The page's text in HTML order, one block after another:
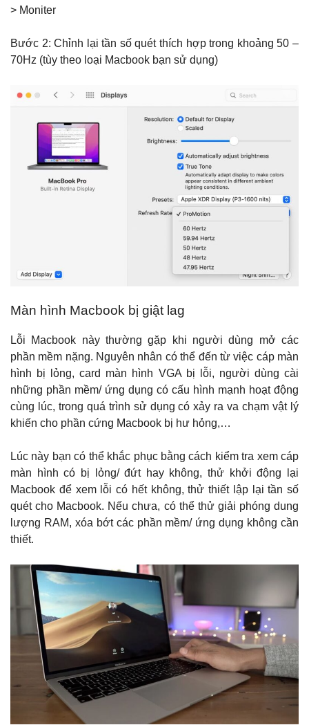
> Moniter
Bước 2: Chỉnh lại tần số quét thích hợp trong khoảng 50 –
70Hz (tùy theo loại Macbook bạn sử dụng)
Màn hình Macbook bị giật lag
Lỗi Macbook này thường gặp khi người dùng mở các
phần mềm nặng. Nguyên nhân có thể đến từ việc cáp màn
hình bị lỏng, card màn hình VGA bị lỗi, người dùng cài
những phần mềm/ ứng dụng có cấu hình mạnh hoạt động
cùng lúc, trong quá trình sử dụng có xảy ra va chạm vật lý
khiến cho phần cứng Macbook bị hư hỏng,…
Lúc này bạn có thể khắc phục bằng cách kiểm tra xem cáp
màn hình có bị lỏng/ đứt hay không, thử khởi động lại
Macbook để xem lỗi có hết không, thử thiết lập lại tần số
quét cho Macbook. Nếu chưa, có thể thử giải phóng dung
lượng RAM, xóa bớt các phần mềm/ ứng dụng không cần
thiết.